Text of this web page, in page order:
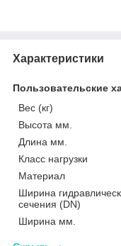
Характеристики
Пользовательские
Вес (кг)
Высота мм.
Длина мм.
Класс нагрузки
Материал
Ширина
сечения (DN)
Ширина мм.